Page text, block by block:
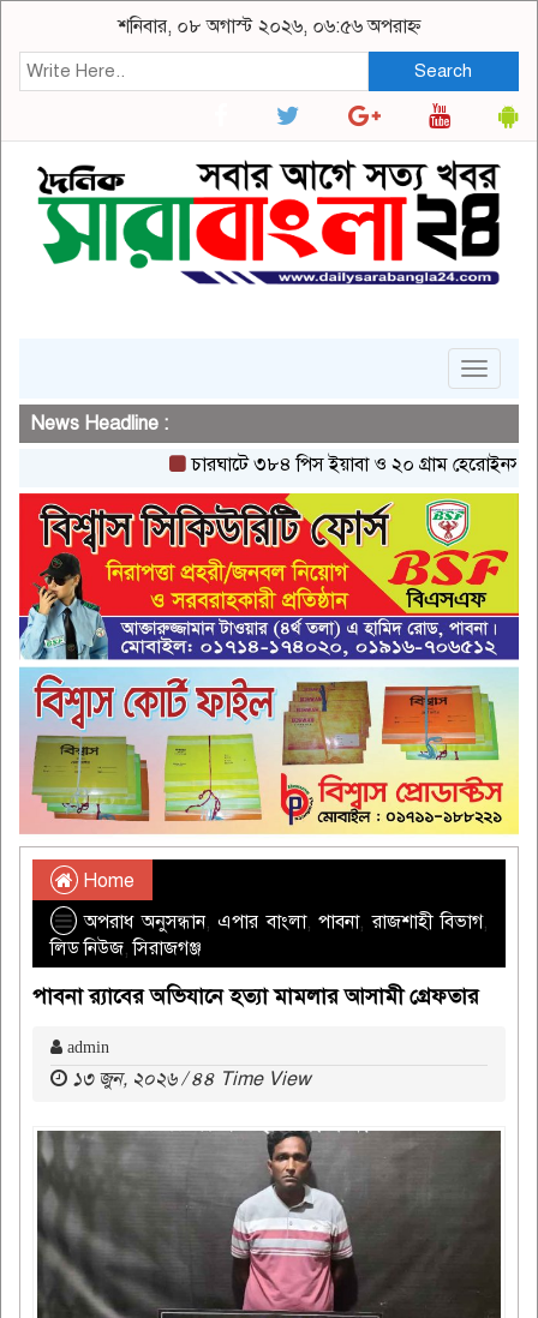
শনিবার, ০৮ অগাস্ট ২০২৬, ০৬:৫৬ অপরাহ্ন
Search
Toggle
News Headline :
চারঘাটে ৩৮৪ পিস ইয়াবা ও ২০ গ্রাম হেরোইনসহ একজন
Home
অপরাধ অনুসন্ধান,এপার বাংলা,পাবনা,রাজশাহী বিভাগ,
লিড নিউজ,সিরাজগঞ্জ
পাবনা র‌্যাবের অভিযানে হত্যা মামলার আসামী গ্রেফতার
admin
১৩ জুন, ২০২৬ / ৪৪ Time View